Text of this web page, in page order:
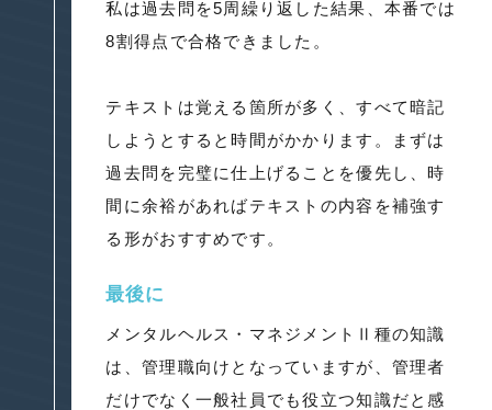
私は過去問を5周繰り返した結果、本番では
8割得点で合格できました。
テキストは覚える箇所が多く、すべて暗記
しようとすると時間がかかります。まずは
過去問を完璧に仕上げることを優先し、時
間に余裕があればテキストの内容を補強す
る形がおすすめです。
最後に
メンタルヘルス・マネジメントⅡ種の知識
は、管理職向けとなっていますが、管理者
だけでなく一般社員でも役立つ知識だと感